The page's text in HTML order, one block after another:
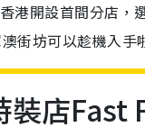
港開設首間分店，
街坊可以趁機入手
裝店Fast